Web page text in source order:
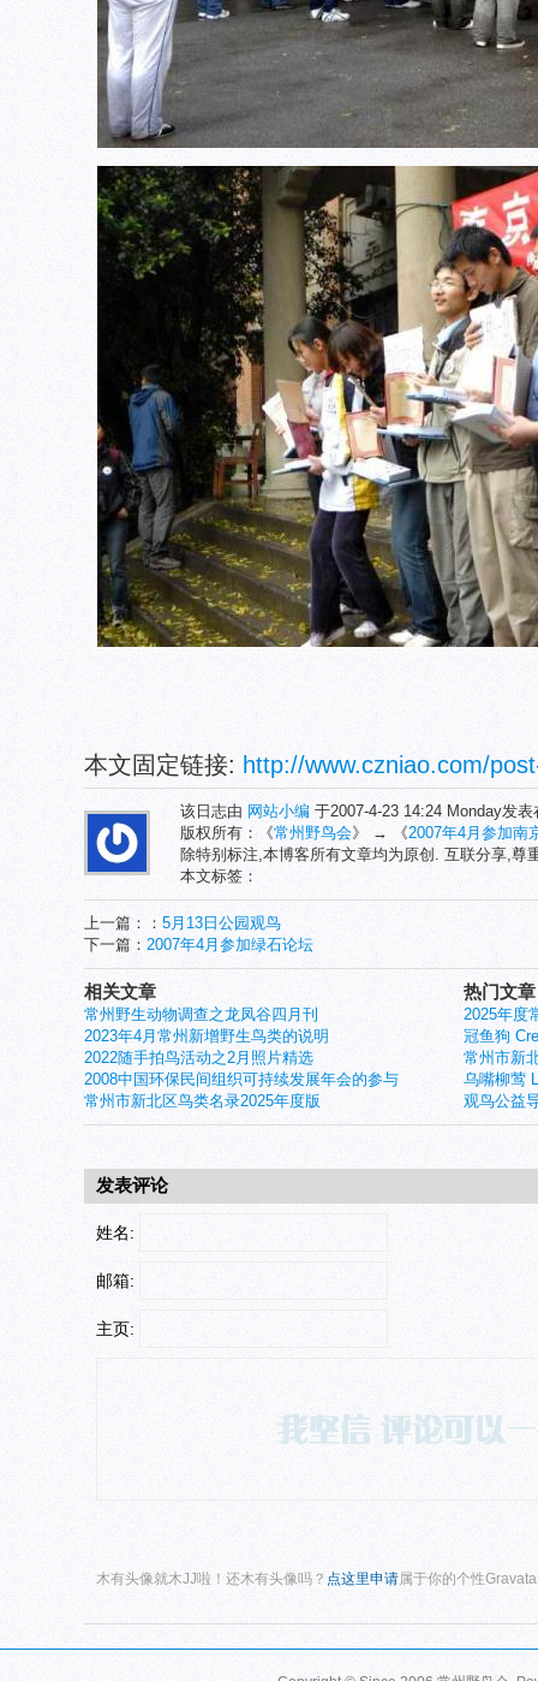
本文固定链接: http://www.czniao.com/
该日志由 网站小编 于2007-4-23 14:24 Monday发
版权所有：《常州野鸟会》 → 《2007年4月参加南
除特别标注,本博客所有文章均为原创. 互联分享,尊
本文标签：
上一篇：： 5月13日公园观鸟
下一篇： 2007年4月参加绿石论坛
热门文章
2025年度
冠鱼狗
常州市新
乌嘴柳莺
观鸟公益
相关文章
常州野生动物调查之龙凤谷四月刊
2023年4月常州新增野生鸟类的说明
2022随手拍鸟活动之2月照片精选
2008中国环保民间组织可持续发展年会的参与
常州市新北区鸟类名录2025年度版
发表评论
姓名:
邮箱:
主页:
木有头像就木JJ啦！还木有头像吗？ 点这里申请 属于你的个性